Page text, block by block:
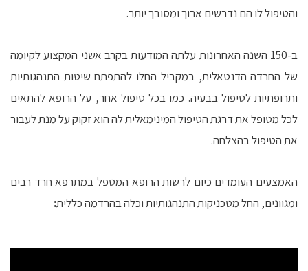
והטיפול לו הם נדרשים ארוך ומסובך יותר.
ב-150 השנה האחרונות עלתה המודעות בקרב אשני המקצוע לקיומה
של החרדה הדנטאלית, במקביל החלו להתפתח שיטות התנהגותיות
ותרופתיות לטיפול בבעיה. כמו בכל טיפול אחר, על הרופא להתאים
לכל מטופל את דרגת הטיפול המינימאלית לה הוא זקוק על מנת לעבור
את הטיפול בהצלחה.
האמצעים העומדים כיום לרשות הרופא המטפל במתרפא חרד רבים
ומגוונים, החל מטכניקות התנהגותיות וכלה בהרדמה כללית: